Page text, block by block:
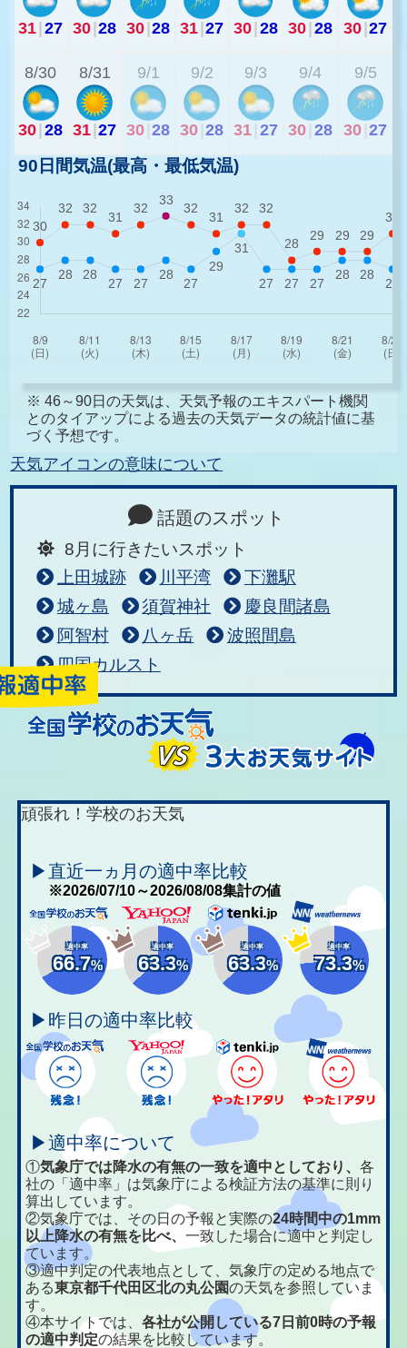
31|27 30|28 30|28 31|27 30|28 30|28 30|27
8/30
30|28
8/31
31|27
9/1
30 28
9/2
30 28
9/3
31 27
9/4
30 28
9/5
30 27
90日間気温(最高・最低気温)
※ 46～90日の天気は、天気予報のエキスパート機関
とのタイアップによる過去の天気データの統計値に基
づく予想です。
天気アイコンの意味について
話題のスポット
8月に行きたいスポット
上田城跡
川平湾
下灘駅
城ヶ島
須賀神社
慶良間諸島
阿智村
八ヶ岳
波照間島
四国カルスト
頑張れ！学校のお天気
▶直近一ヵ月の適中率比較
※2026/07/10～2026/08/08集計の値
適中率
66.7%
適中率
63.3%
適中率
63.3%
適中率
73.3%
▶昨日の適中率比較
▶適中率について
①気象庁では降水の有無の一致を適中としており、各
社の「適中率」は気象庁による検証方法の基準に則り
算出しています。
②気象庁では、その日の予報と実際の24時間中の1mm
以上降水の有無を比べ、一致した場合に適中と判定し
ています。
③適中判定の代表地点として、気象庁の定める地点で
ある東京都千代田区北の丸公園の天気を参照していま
す。
④本サイトでは、各社が公開している7日前0時の予報
の適中判定の結果を比較しています。